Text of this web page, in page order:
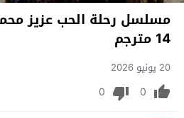
مسلسل رحلة الحب عزيز
14 مترجم
20 يونيو 2026
0
0